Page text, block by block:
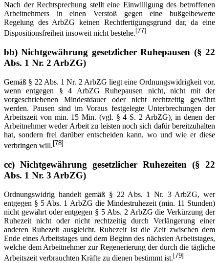
Nach der Rechtsprechung stellt eine Einwilligung des betroffenen
Arbeitnehmers in einen Verstoß gegen eine bußgelbewerte
Regelung des ArbZG keinen Rechtfertigungsgrund dar, da eine
Dispositionsfreiheit insoweit nicht bestehe. [77]
bb) Nichtgewährung gesetzlicher Ruhepausen (§ 22
Abs. 1 Nr. 2 ArbZG)
Gemäß § 22 Abs. 1 Nr. 2 ArbZG liegt eine Ordnungswidrigkeit vor,
wenn entgegen § 4 ArbZG Ruhepausen nicht, nicht mit der
vorgeschriebenen Mindestdauer oder nicht rechtzeitig gewährt
werden. Pausen sind im Voraus festgelegte Unterbrechungen der
Arbeitszeit von min. 15 Min. (vgl. § 4 S. 2 ArbZG), in denen der
Arbeitnehmer weder Arbeit zu leisten noch sich dafür bereitzuhalten
hat, sondern frei darüber entscheiden kann, wo und wie er diese
verbringen will. [78]
cc) Nichtgewährung gesetzlicher Ruhezeiten (§ 22
Abs. 1 Nr. 3 ArbZG)
Ordnungswidrig handelt gemäß § 22 Abs. 1 Nr. 3 ArbZG, wer
entgegen § 5 Abs. 1 ArbZG die Mindestruhezeit (min. 11 Stunden)
nicht gewährt oder entgegen § 5 Abs. 2 ArbZG die Verkürzung der
Ruhezeit nicht oder nicht rechtzeitig durch Verlängerung einer
anderen Ruhezeit ausgleicht. Ruhezeit ist die Zeit zwischen dem
Ende eines Arbeitstages und dem Beginn des nächsten Arbeitstages,
welche dem Arbeitnehmer zur Regenerierung der durch die tägliche
Arbeitszeit verbrauchten Kräfte zu dienen bestimmt ist.[79]